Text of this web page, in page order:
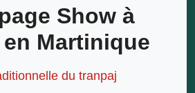
Show à
Martinique
du tranpaj